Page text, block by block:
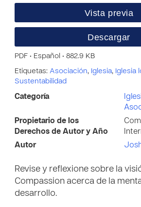
Vista previa
Descargar
PDF • Español • 882.9 KB
Etiquetas: Asociación, Iglesia, Iglesia
Sustentabilidad
Categoría
Propietario de los
Derechos de Autor y Año
Autor
Revise y reflexione sobre la
Compassion acerca de la
desarrollo.